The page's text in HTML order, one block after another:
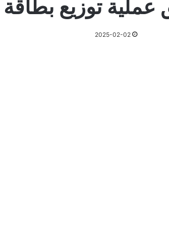
عملية توزيع بطاقة
2025-02-02